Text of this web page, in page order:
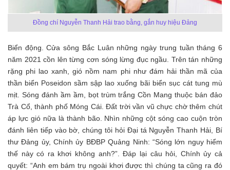
Đồng chí Nguyễn Thanh Hải trao bằng, gắn huy hiệu Đảng
Biển động. Cửa sông Bắc Luân những ngày trung tuần tháng 6
năm 2021 cồn lên từng cơn sóng lừng đục ngầu. Trên tán những
rặng phi lao xanh, gió nồm nam phi như đám hải thần mã của
thần biển Poseidon sầm sập lao xuống bãi biển sục cát tung mù
mịt. Sóng đánh ầm ầm, bọt trùm trắng Cồn Mang thuộc bán đảo
Trà Cổ, thành phố Móng Cái. Đất trời vần vũ chực chờ thêm chút
áp lực gió nữa là thành bão. Nhìn những cột sóng cao cuộn tròn
đánh liên tiếp vào bờ, chúng tôi hỏi Đại tá Nguyễn Thanh Hải, Bí
thư Đảng ủy, Chính ủy BĐBP Quảng Ninh: “Sóng lớn nguy hiểm
thế này có ra khơi không anh?”. Đáp lại câu hỏi, Chính ủy cả
quyết: “Anh em bám trụ ngoài khơi được thì chúng ta cũng ra đó